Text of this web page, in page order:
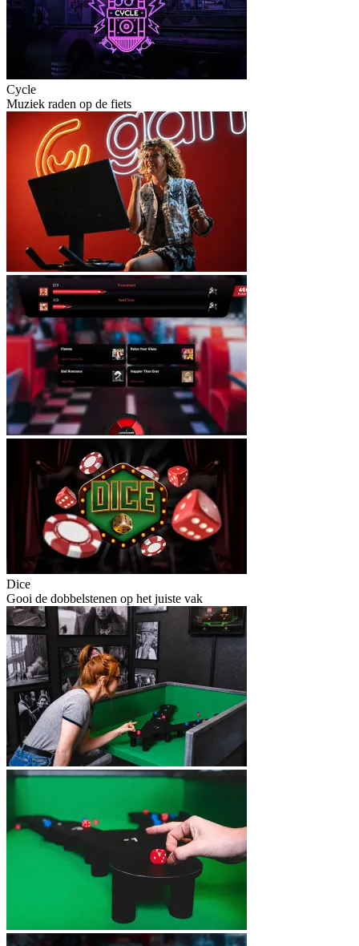
Cycle
Muziek raden op de fiets
Dice
Gooi de dobbelstenen op het juiste vak